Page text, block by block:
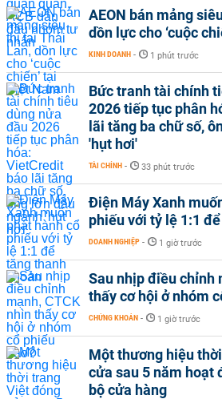
AEON bán mảng
dồn lực cho ‘cuộc
KINH DOANH - 1 phút trước
Bức tranh tài chính
2026 tiếp tục phân
lãi tăng ba chữ số,
'hụt hơi'
TÀI CHÍNH - 33 phút trước
Điện Máy Xanh
phiếu với tỷ lệ 1:1
DOANH NGHIỆP - 1 giờ trước
Sau nhịp điều chỉnh
thấy cơ hội ở nhóm
CHỨNG KHOÁN - 1 giờ trước
Một thương hiệu
cửa sau 5 năm hoạt
bộ cửa hàng